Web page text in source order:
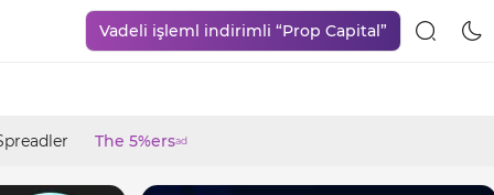
Vadeli işleml indirimli “Prop Capital”
The 5%ersad